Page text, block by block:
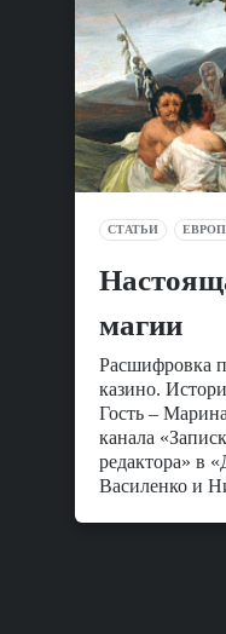
СТАТЬИ
магии
Расшифровка
казино.
Гость –
канала
редактора» в
Василенко и